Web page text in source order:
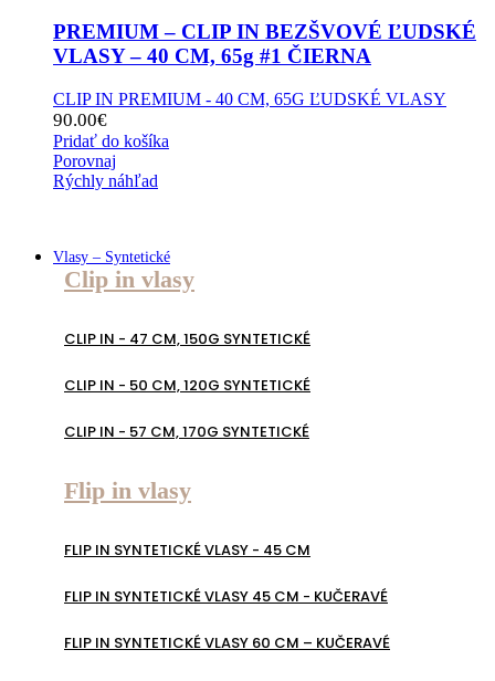
PREMIUM – CLIP IN BEZŠVOVÉ ĽUDSKÉ
VLASY – 40 CM, 65g #1 ČIERNA
CLIP IN PREMIUM - 40 CM, 65G ĽUDSKÉ VLASY
90.00€
Pridať do košíka
Porovnaj
Rýchly náhľad
Vlasy – Syntetické
Clip in vlasy
CLIP IN - 47 CM, 150G SYNTETICKÉ
CLIP IN - 50 CM, 120G SYNTETICKÉ
CLIP IN - 57 CM, 170G SYNTETICKÉ
Flip in vlasy
FLIP IN SYNTETICKÉ VLASY - 45 CM
FLIP IN SYNTETICKÉ VLASY 45 CM - KUČERAVÉ
FLIP IN SYNTETICKÉ VLASY 60 CM – KUČERAVÉ